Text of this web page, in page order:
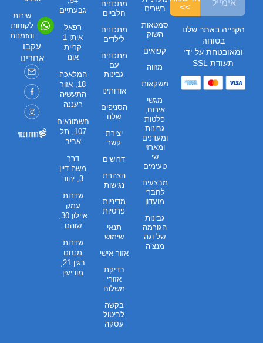
בשרים
סמטאות
השוק
קפואים
מזווה
משקאות
מגשי
אירוח,
פלטות
גבינות
ומעדנים
ומארזי
שי
טעימים
מבצעים
לחברי
מועדון
גבינות
הגורמה
של וגה
מנצ’ה
מתכונים
חלביים
מתכונים
לילדים
מתכונים
עם
גבינות
אודותינו
הסניפים
שלנו
יצירת
קשר
דרושים
הצהרת
נגישות
מדיניות
פרטיות
תנאי
שימוש
אזור אישי
בדיקת
אזורי
משלוח
בקשה
לביטול
עסקה
גבעתיים
רפאל
איתן 1
קריית
אונו
המלאכה
18, אזור
התעשיה
רעננה
חשמונאים
107, תל
אביב
דרך
משה דיין
3, יהוד
שדרות
עמק
איילון 30,
שוהם
שדרות
מנחם
בגין 21,
מודיעין
שירות
לקוחות
והזמנות
עקבו
אחרינו
>>
הקנייה באתר שלנו
בטוחה
ומאובטחת על ידי
תעודת SSL